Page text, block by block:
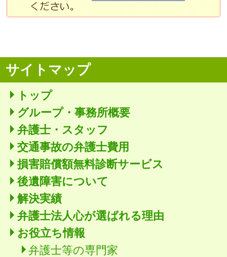
サイトマップ
トップ
グループ・事務所概要
弁護士・スタッフ
交通事故の弁護士費用
損害賠償額無料診断サービス
後遺障害について
解決実績
弁護士法人心が選ばれる理由
お役立ち情報
弁護士等の専門家